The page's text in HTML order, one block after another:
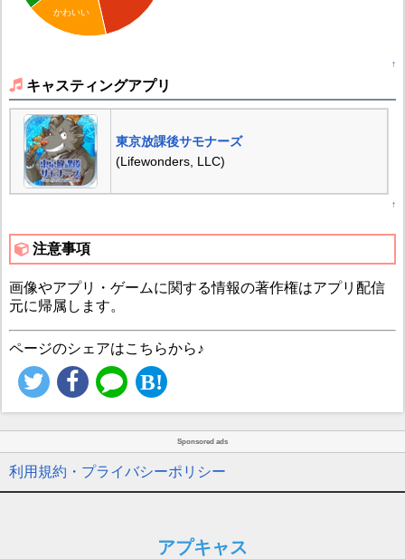
かわいい
↑
キャスティングアプリ
東京放課後サモナーズ
(Lifewonders, LLC)
↑
注意事項
画像やアプリ・ゲームに関する情報の著作権はアプリ配信
元に帰属します。
ページのシェアはこちらから♪
Sponsored ads
利用規約・プライバシーポリシー
アプキャス